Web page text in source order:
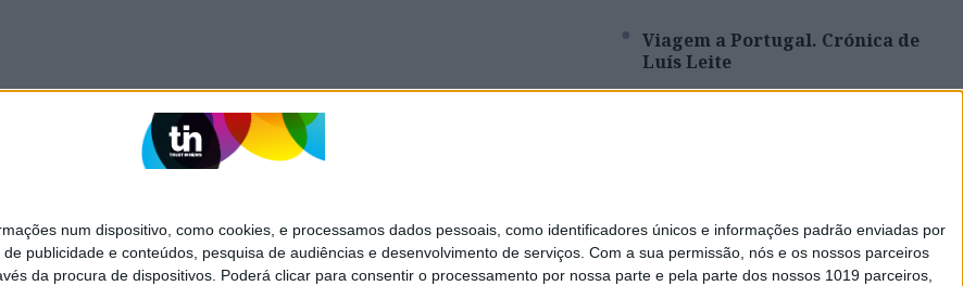
num dispositivo, como cookies, e processamos dados pessoais, como identificadores únicos e informações padrão enviadas por
publicidade e conteúdos, pesquisa de audiências e desenvolvimento de serviços. Com a sua permissão, nós e os nossos parceiros
da procura de dispositivos. Poderá clicar para consentir o processamento por nossa parte e pela parte dos nossos 1019 parceiros,
Viagem a Portugal. Crónica de
Luís Leite
professor de Educação Física